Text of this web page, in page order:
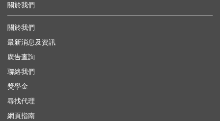
關於我們
關於我們
最新消息及資訊
廣告查詢
聯絡我們
獎學金
尋找代理
網頁指南